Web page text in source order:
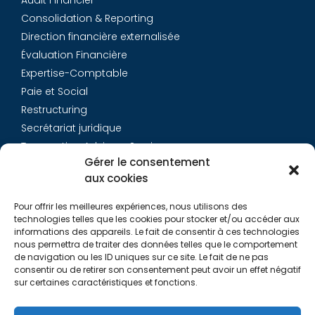
Gérer le consentement
aux cookies
Pour offrir les meilleures expériences, nous utilisons des
technologies telles que les cookies pour stocker et/ou accéder aux
informations des appareils. Le fait de consentir à ces technologies
nous permettra de traiter des données telles que le comportement
de navigation ou les ID uniques sur ce site. Le fait de ne pas
consentir ou de retirer son consentement peut avoir un effet négatif
sur certaines caractéristiques et fonctions.
Consolidation & Reporting
Direction financière externalisée
Évaluation Financière
Expertise-Comptable
Paie et Social
Restructuring
Secrétariat juridique
Transaction Advisory Services
Équipe
Carrières
Contact
Liens utiles